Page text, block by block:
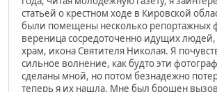
статьей о крестном ходе в Кировской
были помещены несколько репортажных
вереница сосредоточенно идущих
храм, икона Святителя Николая. Я
сильное волнение, как будто эти
сделаны мной, но потом безнадежно
теперь я их нашла. Мне был брошен